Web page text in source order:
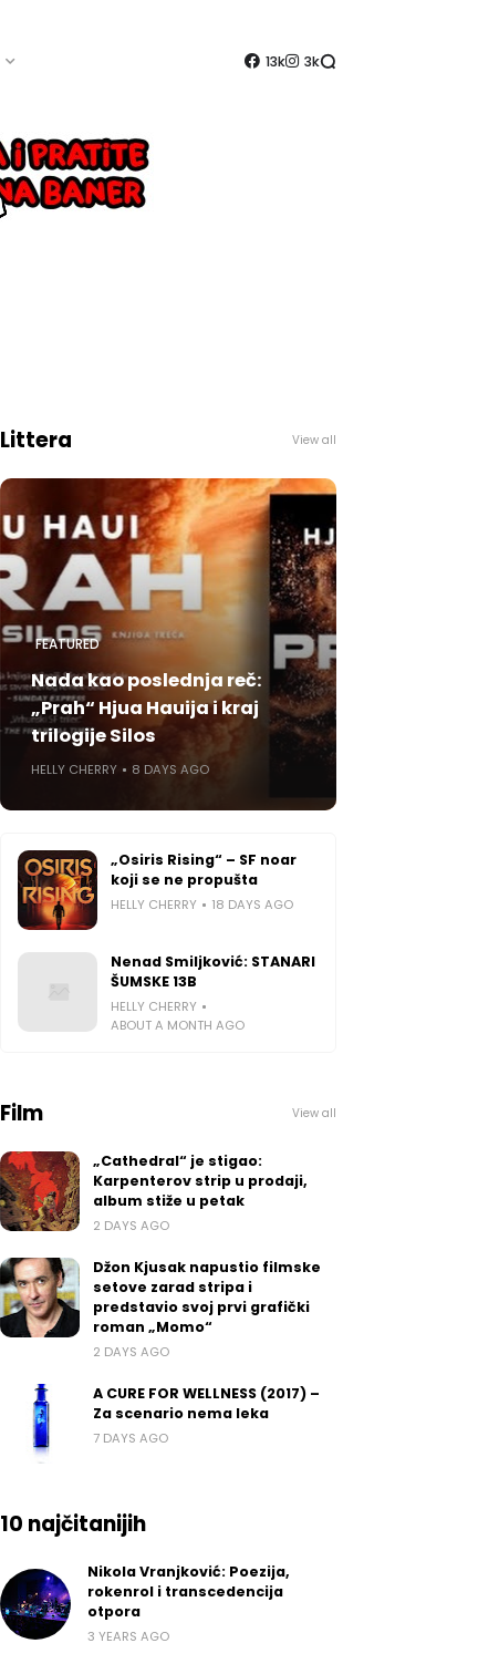
13k 3k
Littera View all
FEATURED
Nada kao poslednja reč:
„Prah“ Hjua Hauija i kraj
trilogije Silos
HELLY CHERRY 8 DAYS AGO
„Osiris Rising“ – SF noar
koji se ne propušta
HELLY CHERRY 18 DAYS AGO
Nenad Smiljković: STANARI
ŠUMSKE 13B
HELLY CHERRY
ABOUT A MONTH AGO
Film View all
„Cathedral“ je stigao:
Karpenterov strip u prodaji,
album stiže u petak
2 DAYS AGO
Džon Kjusak napustio filmske
setove zarad stripa i
predstavio svoj prvi grafički
roman „Momo“
2 DAYS AGO
A CURE FOR WELLNESS (2017) –
Za scenario nema leka
7 DAYS AGO
10 najčitanijih
Nikola Vranjković: Poezija,
rokenrol i transcedencija
otpora
3 YEARS AGO